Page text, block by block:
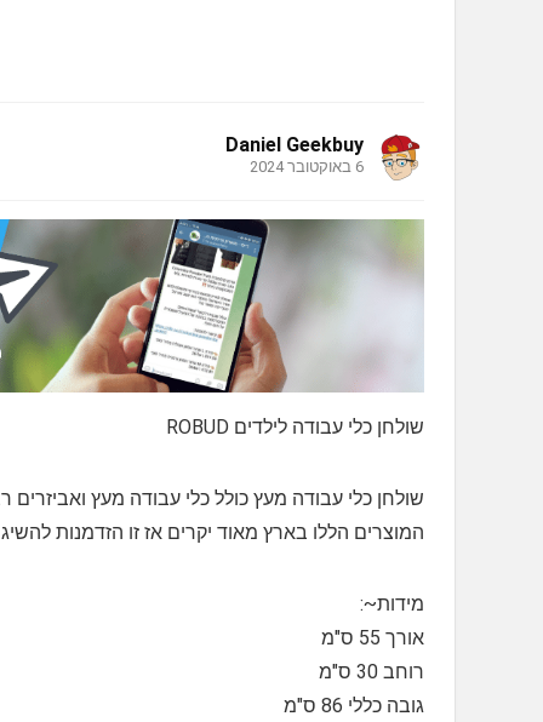
Daniel Geekbuy
6 באוקטובר 2024
שולחן כלי עבודה לילדים ROBUD
שולחן כלי עבודה מעץ כולל כלי עבודה מעץ
המוצרים הללו בארץ מאוד יקרים אז זו הזדמנות
מידות~:
אורך 55 ס"מ
רוחב 30 ס"מ
גובה כללי 86 ס"מ